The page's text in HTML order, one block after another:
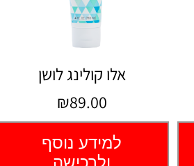
אלו קולינג לושן
₪89.00
למידע נוסף
ולרכישה